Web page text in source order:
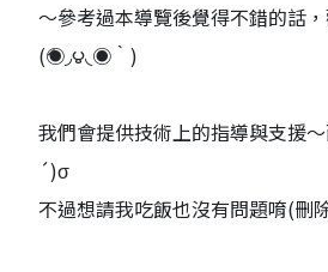
～參考過本導覽後覺得不錯的話
(́◉◞౪◟◉‵)
我們會提供技術上的指導與支援
´)σ
不過想請我吃飯也沒有問題唷(刪